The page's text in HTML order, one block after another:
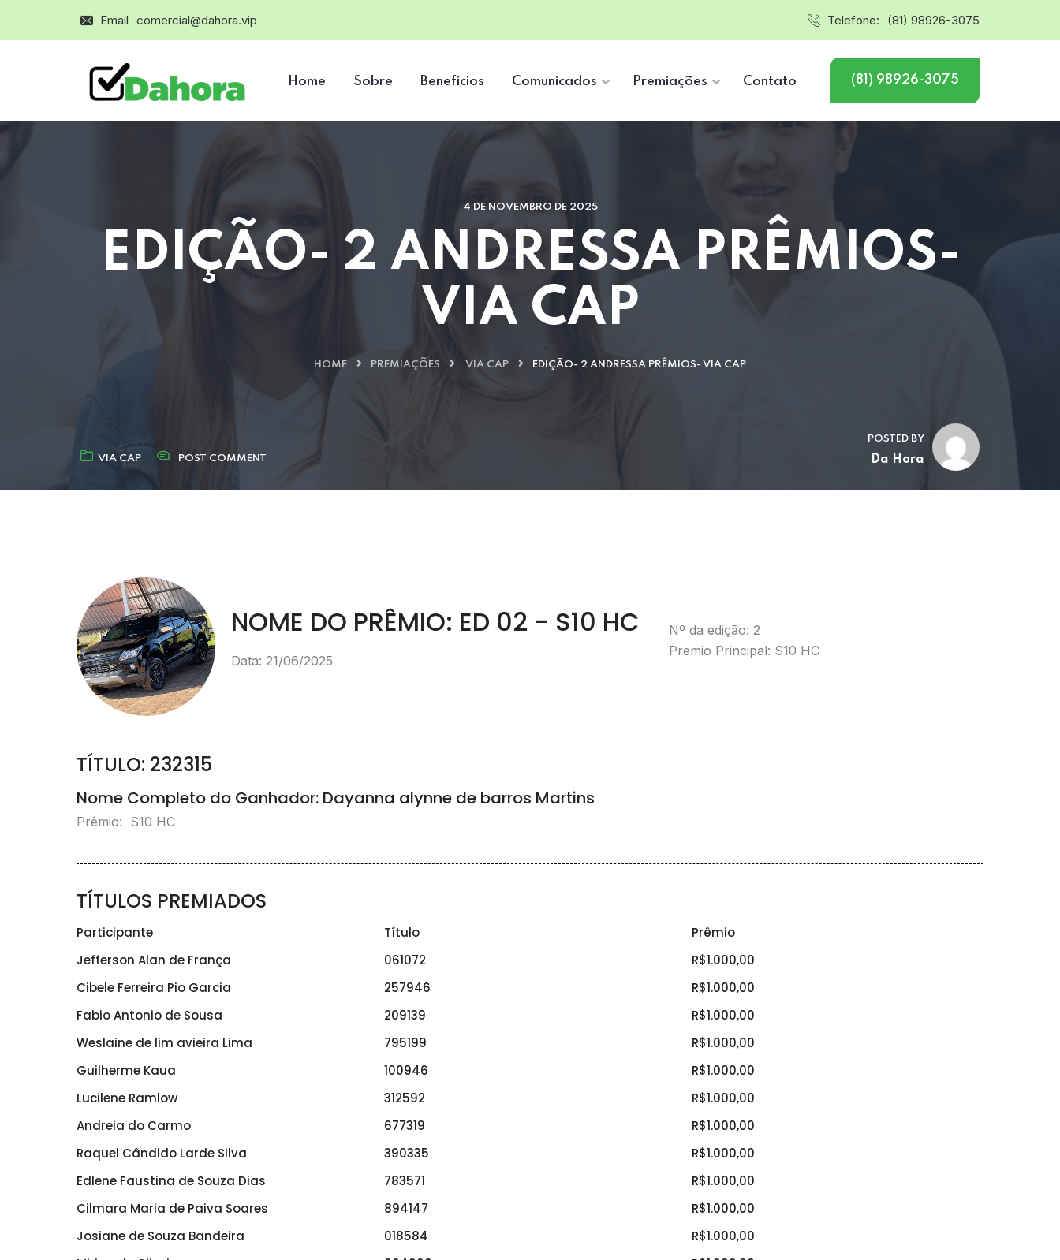
Email comercial@dahora.vip Telefone: (81) 98926-3075
Home Sobre Benefícios Comunicados Premiações Contato (81) 98926-3075
4 DE NOVEMBRO DE 2025
EDIÇÃO- 2 ANDRESSA PRÊMIOS-
VIA CAP
HOME PREMIAÇÕES VIA CAP EDIÇÃO- 2 ANDRESSA PRÊMIOS- VIA CAP
VIA CAP POST COMMENT
POSTED BY
Da Hora
NOME DO PRÊMIO: ED 02 - S10 HC
Data: 21/06/2025
Nº da edição: 2
Premio Principal: S10 HC
TÍTULO: 232315
Nome Completo do Ganhador: Dayanna alynne de barros Martins
Prêmio: S10 HC
TÍTULOS PREMIADOS
Participante Título
Prêmio
Jefferson Alan de França
061072
R$1.000,00
Cibele Ferreira Pio Garcia
257946
R$1.000,00
Fabio Antonio de Sousa
209139
R$1.000,00
Weslaine de lim avieira Lima
795199
R$1.000,00
Guilherme Kaua
100946
R$1.000,00
Lucilene Ramlow
312592
R$1.000,00
Andreia do Carmo
677319
R$1.000,00
Raquel Cândido Larde Silva
390335
R$1.000,00
Edlene Faustina de Souza Dias
783571
R$1.000,00
Cilmara Maria de Paiva Soares
894147
R$1.000,00
Josiane de Souza Bandeira
018584
R$1.000,00